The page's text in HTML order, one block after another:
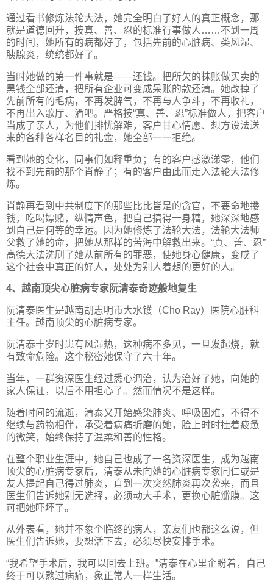
通过看书修炼法轮大法，她完全明白了好人的真正概念，那
就是道德回升，按真、善、忍的标准行事做人……不到一周
的时间，她所有的病都好了，包括先前的心脏病、类风湿、
胰腺炎，统统都好了。
当时她做的第一件事就是——还钱。把所欠的抹账做买卖的
黑钱全部还清，把所有企业可变成呆账的款还清。她改掉了
先前所有的毛病，不再发脾气，不再与人争斗，不再收礼，
不再出入歌厅、酒吧。严格按“真、善、忍”标准做人，把客户
当成了亲人，为他们排忧解难，客户甘心情愿、想方设法送
来的各种各样名目的礼金，她全部一一拒绝。
看到她的变化，同事们如释重负；有的客户感激涕零，他们
找不到先前的那个肖静了；有的客户由此而走入法轮大法修
炼。
肖静再看到中共制度下的那些比比皆是的贪官，不要命地搂
钱，吃喝嫖赌，纵情声色，把自己搞得一身糟，她深深地感
到自己是何等的幸运。因为她修炼了法轮大法，法轮大法师
父救了她的命，把她从那样的苦海中解救出来。“真、善、忍”
高德大法洗刷了她从前所有的罪恶，使她身心健康，变成了
这个社会中真正的好人，处处为别人着想的更好的人。
4、越南顶尖心脏病专家阮清泰奇迹般地复生
阮清泰医生是越南胡志明市大水镬（Cho Ray）医院心脏科
主任。越南顶尖的心脏病专家。
阮清泰十岁时患有风湿热，这种病不多见，一旦发起烧，就
有致命危险。这个秘密她保守了六十年。
当年，一群资深医生经过悉心调治，认为治好了她，向她的
家人保证，以后不用担心了。然而情况不是这样。
随着时间的流逝，清泰又开始感染肺炎、呼吸困难，不得不
继续与药物相伴，承受着病痛折磨的她，脸上时时挂着疲惫
的微笑，始终保持了温柔和善的性格。
在整个职业生涯中，她自己也成了一名资深医生，成为越南
顶尖的心脏病专家后，清泰从未向她的心脏病专家同仁或是
友人提起自己得过肺炎，直到一次突然肺炎再次袭来，而且
医生们告诉她别无选择，必须动大手术，更换心脏瓣膜。这
可把她吓坏了。
从外表看，她并不象个临终的病人，亲友们也都这么说，但
医生们告诉她，要想活下去，必须尽快安排手术。
“我希望手术后，我可以回去上班。”清泰在心里企盼着，自己
终于可以熬过病痛，象正常人一样生活。